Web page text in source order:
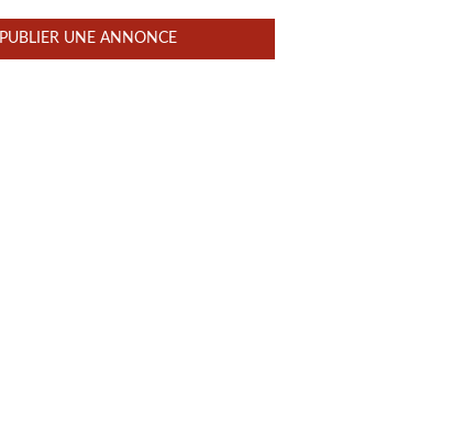
PUBLIER UNE ANNONCE